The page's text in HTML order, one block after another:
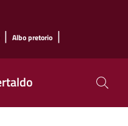
| Albo pretorio |